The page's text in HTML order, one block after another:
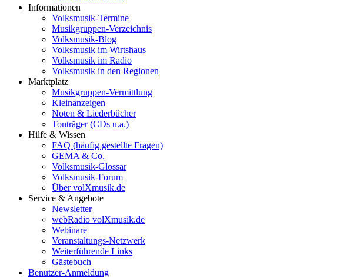
Informationen
Volksmusik-Termine
Musikgruppen-Verzeichnis
Volksmusik-Blog
Volksmusik im Wirtshaus
Volksmusik im Radio
Volksmusik in den Regionen
Marktplatz
Musikgruppen-Vermittlung
Kleinanzeigen
Noten & Liederbücher
Tonträger (CDs u.a.)
Hilfe & Wissen
FAQ (häufig gestellte Fragen)
GEMA & Co.
Volksmusik-Glossar
Volksmusik-Forum
Über volXmusik.de
Service & Angebote
Newsletter
webRadio volXmusik.de
Webinare
Veranstaltungs-Netzwerk
Weiterführende Links
Gästebuch
Benutzer-Anmeldung